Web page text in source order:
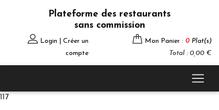
Plateforme des restaurants
sans commission
Login | Créer un
compte
Mon Panier : 0 Plat(s)
Total : 0,00 €
117